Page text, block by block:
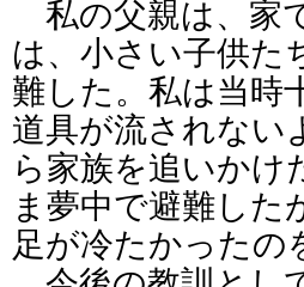
私の父親は、家
は、小さい子供た
難した。私は当時
道具が流されない
ら家族を追いかけ
ま夢中で避難した
足が冷たかったの